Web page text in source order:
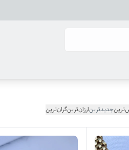
جدیدترینارزان‌ترینگران‌ترین